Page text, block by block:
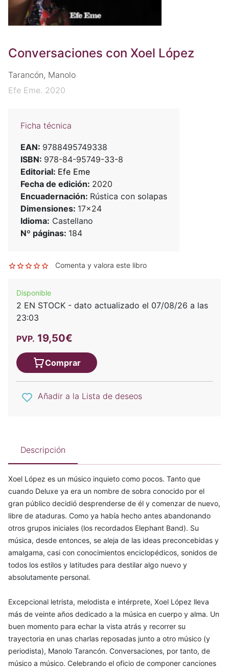
Conversaciones con Xoel López
Tarancón, Manolo
Efe Eme. 2020
Ficha técnica
EAN: 9788495749338
ISBN: 978-84-95749-33-8
Editorial: Efe Eme
Fecha de edición: 2020
Encuadernación: Rústica con solapas
Dimensiones: 17x24
Idioma: Castellano
Nº páginas: 184
Comenta y valora este libro
Disponible
2 EN STOCK - dato actualizado el 07/08/26 a las
23:03
PVP. 19,50€
Comprar
Añadir a la Lista de deseos
Descripción
Xoel López es un músico inquieto como pocos. Tanto que
cuando Deluxe ya era un nombre de sobra conocido por el
gran público decidió desprenderse de él y comenzar de nuevo,
libre de ataduras. Como ya había hecho antes abandonando
otros grupos iniciales (los recordados Elephant Band). Su
música, desde entonces, se aleja de las ideas preconcebidas y
amalgama, casi con conocimientos enciclopédicos, sonidos de
todos los estilos y latitudes para destilar algo nuevo y
absolutamente personal.
Excepcional letrista, melodista e intérprete, Xoel López lleva
más de veinte años dedicado a la música en cuerpo y alma. Un
buen momento para echar la vista atrás y recorrer su
trayectoria en unas charlas reposadas junto a otro músico (y
periodista), Manolo Tarancón. Conversaciones, por tanto, de
músico a músico. Celebrando el oficio de componer canciones